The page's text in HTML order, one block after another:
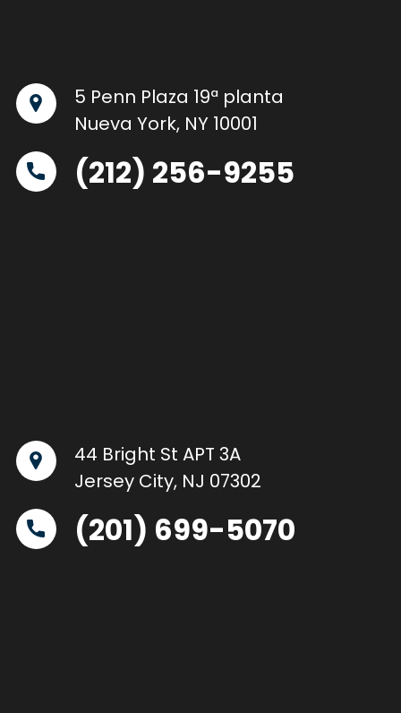
5 Penn Plaza 19ª planta
Nueva York, NY 10001
(212) 256-9255
44 Bright St APT 3A
Jersey City, NJ 07302
(201) 699-5070